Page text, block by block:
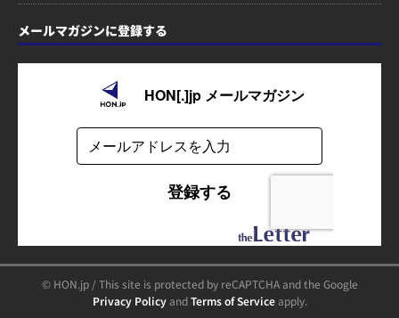
メールマガジンに登録する
© HON.jp / This site is protected by reCAPTCHA and the Google
Privacy PolicyandTerms of Serviceapply.